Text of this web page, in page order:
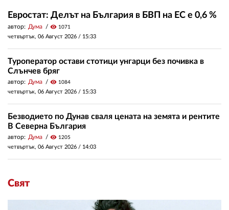
Евростат: Делът на България в БВП на ЕС е 0,6 %
автор: Дума visibility 1071
четвъртък, 06 Август 2026 / 15:33
Туроператор остави стотици унгарци без почивка в
Слънчев бряг
автор: Дума visibility 1084
четвъртък, 06 Август 2026 / 15:33
Безводието по Дунав сваля цената на земята и рентите
В Северна България
автор: Дума visibility 1205
четвъртък, 06 Август 2026 / 14:03
Свят